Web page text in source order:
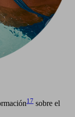
17 sobre el